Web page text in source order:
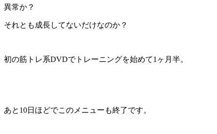
異常か？
それとも成長してないだけなのか？
初の筋トレ系DVDでトレーニングを始めて1ヶ月半。
あと10日ほどでこのメニューも終了です。